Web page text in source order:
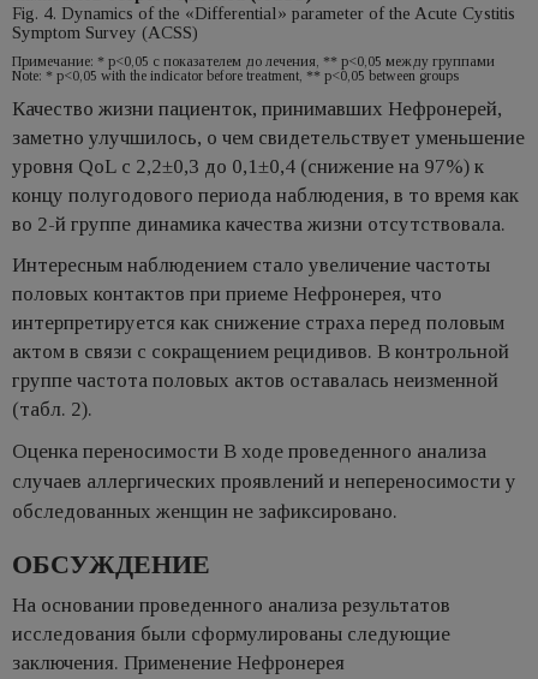
Fig. 4. Dynamics of the «Differential» parameter of the Acute Cystitis
Symptom Survey (ACSS)
Примечание: * р<0,05 с показателем до лечения, ** р<0,05 между группами
Note: * p<0,05 with the indicator before treatment, ** p<0,05 between groups
Качество жизни пациенток, принимавших Нефронерей,
заметно улучшилось, о чем свидетельствует уменьшение
уровня QoL с 2,2±0,3 до 0,1±0,4 (снижение на 97%) к
концу полугодового периода наблюдения, в то время как
во 2-й группе динамика качества жизни отсутствовала.
Интересным наблюдением стало увеличение частоты
половых контактов при приеме Нефронерея, что
интерпретируется как снижение страха перед половым
актом в связи с сокращением рецидивов. В контрольной
группе частота половых актов оставалась неизменной
(табл. 2).
Оценка переносимости В ходе проведенного анализа
случаев аллергических проявлений и непереносимости у
обследованных женщин не зафиксировано.
ОБСУЖДЕНИЕ
На основании проведенного анализа результатов
исследования были сформулированы следующие
заключения. Применение Нефронерея